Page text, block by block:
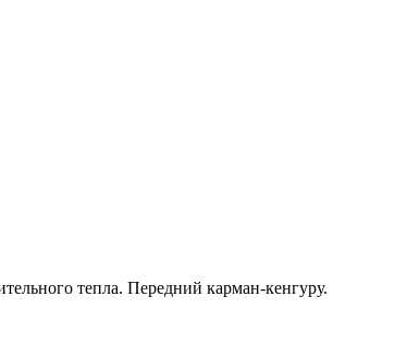
тепла. Передний карман-кенгуру.